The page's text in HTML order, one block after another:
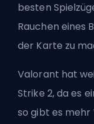
besten
Rauchen eines
der Karte zu
Valorant hat
Strike 2, da es
so gibt es mehr